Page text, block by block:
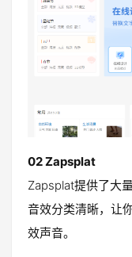
02 Zapsplat
Zapsplat提供了大
音效分类清晰，让
效声音。